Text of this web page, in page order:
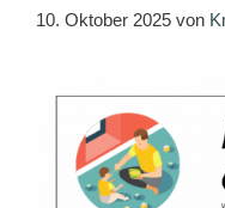
10. Oktober 2025 von